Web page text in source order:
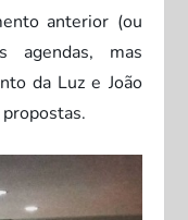
anterior (ou
agendas, mas
da Luz e João